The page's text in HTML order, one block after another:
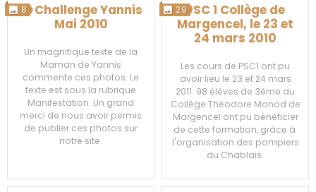
8
Le Challenge Yannis
Mai 2010
Un magnifique texte de la
Maman de Yannis
commente ces photos. Le
texte est sous la rubrique
Manifestation. Un grand
merci de nous avoir permis
de publier ces photos sur
notre site.
29PSC 1 Collège de
Margencel, le 23 et
24 mars 2010
Les cours de PSC1 ont pu
avoir lieu le 23 et 24 mars
2011. 98 élèves de 3ème du
Collège Théodore Monod de
Margencel ont pu bénéficier
de cette formation, grâce à
l'organisation des pompiers
du Chablais.